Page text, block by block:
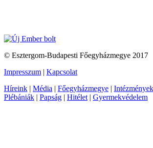
© Esztergom-Budapesti Főegyházmegye 2017
Impresszum | Kapcsolat
Híreink | Média | Főegyházmegye |
Plébániák | Papság | Hitélet | Gyermekvédelem